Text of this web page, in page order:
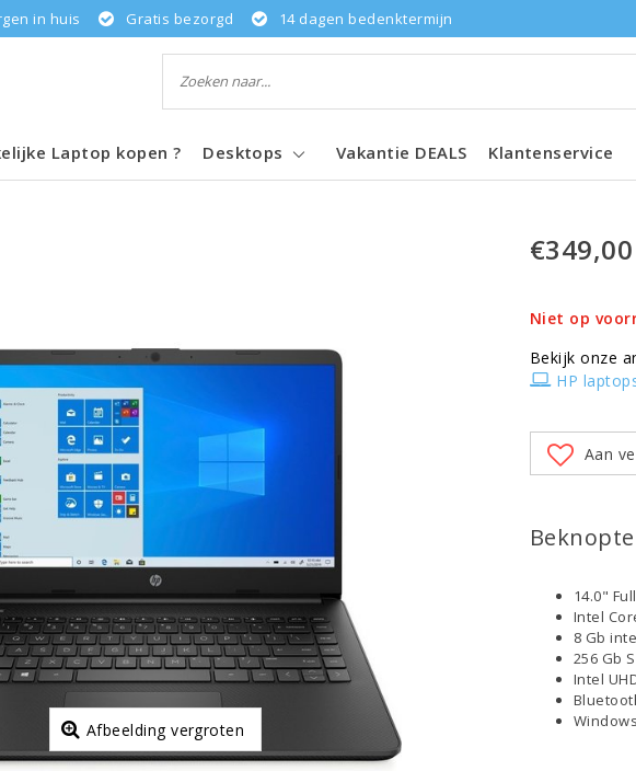
in huis Gratis bezorgd 14 dagen bedenktermijn
Laptop kopen ? Desktops Vakantie DEALS Klantenservice
Afbeelding vergroten
€349,00
Niet op
Bekijk onze
HP
Aan
14.0"
Intel
8 Gb
256 Gb
Intel